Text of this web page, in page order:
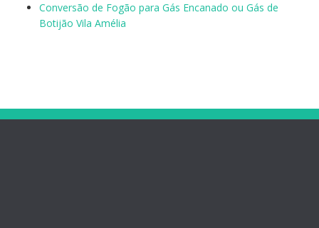
Conversão de Fogão para Gás Encanado ou Gás de
Botijão Vila Amélia